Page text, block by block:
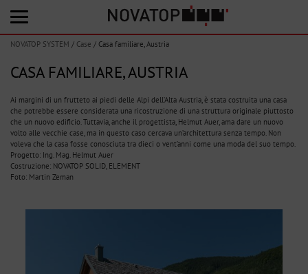
NOVATOP SYSTEM / Case / Casa familiare, Austria
CASA FAMILIARE, AUSTRIA
Ai margini di un frutteto ai piedi delle Alpi dell’Alta Austria, è stata costruita una casa
che potrebbe essere considerata una ricostruzione di una struttura originale piuttosto
che un nuovo edificio. Tuttavia, anche il progettista, Helmut Auer, ama dare un nuovo
volto alle vecchie case, ma in questo caso cercava un’architettura senza tempo. Non
voleva che la casa fosse conosciuta tra dieci o vent’anni come una moda del suo tempo.
Progetto: Ing. Mag. Helmut Auer
Costruzione: NOVATOP SOLID, ELEMENT
Foto: Martin Zeman